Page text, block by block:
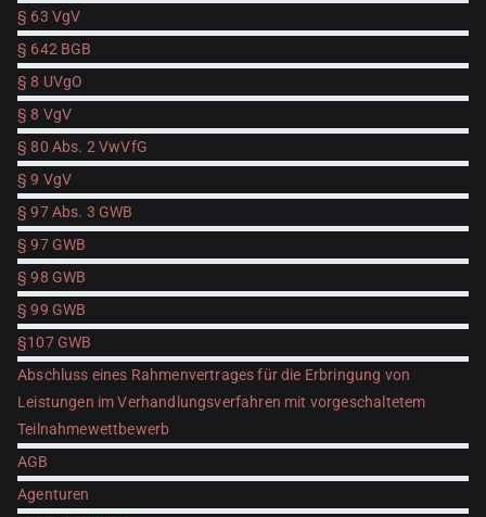
§ 63 VgV
§ 642 BGB
§ 8 UVgO
§ 8 VgV
§ 80 Abs. 2 VwVfG
§ 9 VgV
§ 97 Abs. 3 GWB
§ 97 GWB
§ 98 GWB
§ 99 GWB
§107 GWB
Abschluss eines Rahmenvertrages für die Erbringung von
Leistungen im Verhandlungsverfahren mit vorgeschaltetem
Teilnahmewettbewerb
AGB
Agenturen